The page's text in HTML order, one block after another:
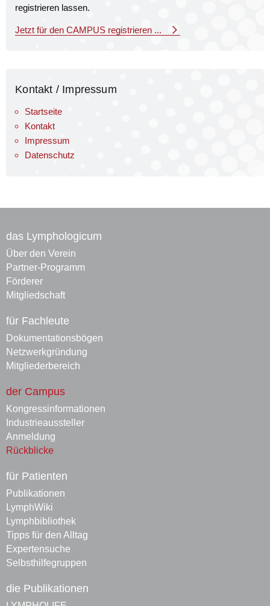
registrieren lassen.
Jetzt für den CAMPUS registrieren ...
Kontakt / Impressum
Startseite
Kontakt
Impressum
Datenschutz
das Lymphologicum
Über den Verein
Partner-Programm
Förderer
Mitgliedschaft
für Fachleute
Dokumentationsbögen
Netzwerkgründung
Mitgliederbereich
der Campus
Kongressinformationen
Industrieaussteller
Anmeldung
Rückblicke
für Patienten
Publikationen
LymphWiki
Lymphbibliothek
Tipps für den Alltag
Expertensuche
Selbsthilfegruppen
die Publikationen